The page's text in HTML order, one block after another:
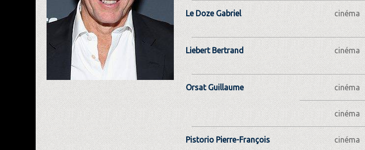
Le Doze Gabriel cinéma
Liebert Bertrand cinéma
Orsat Guillaume cinéma
cinéma
Pistorio Pierre-François cinéma